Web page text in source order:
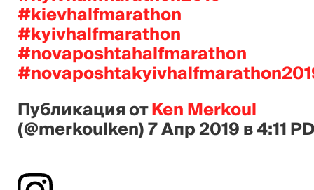
#kievhalfmarathon
#kyivhalfmarathon
#novaposhtahalfmarathon
Публикация отKen Merkoul
(@merkoulken)7 Апр 2019 в 4:11